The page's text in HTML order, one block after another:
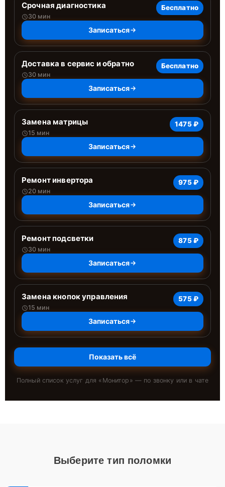
Срочная диагностика
30 мин
Бесплатно
Записаться
Доставка в сервис и обратно
30 мин
Бесплатно
Записаться
Замена матрицы
15 мин
1475 ₽
Записаться
Ремонт инвертора
20 мин
975 ₽
Записаться
Ремонт подсветки
30 мин
875 ₽
Записаться
Замена кнопок управления
15 мин
575 ₽
Записаться
Показать всё
Полный список услуг для « Монитор » — по звонку или в чате
Выберите тип поломки